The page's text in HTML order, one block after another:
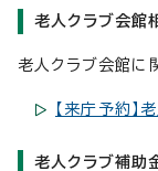
老人クラブ会館
老人クラブ会館に
【来庁予約】
老人クラブ補助